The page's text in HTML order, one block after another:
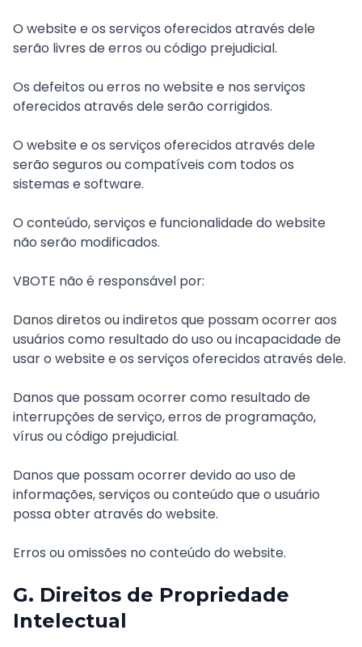
O website e os serviços oferecidos através dele
serão livres de erros ou código prejudicial.
Os defeitos ou erros no website e nos serviços
oferecidos através dele serão corrigidos.
O website e os serviços oferecidos através dele
serão seguros ou compatíveis com todos os
sistemas e software.
O conteúdo, serviços e funcionalidade do website
não serão modificados.
VBOTE não é responsável por:
Danos diretos ou indiretos que possam ocorrer aos
usuários como resultado do uso ou incapacidade de
usar o website e os serviços oferecidos através dele.
Danos que possam ocorrer como resultado de
interrupções de serviço, erros de programação,
vírus ou código prejudicial.
Danos que possam ocorrer devido ao uso de
informações, serviços ou conteúdo que o usuário
possa obter através do website.
Erros ou omissões no conteúdo do website.
G. Direitos de Propriedade
Intelectual